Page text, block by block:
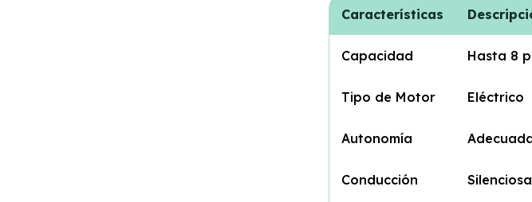
Características
Capacidad Hasta 8
Tipo de Motor Eléctrico
Autonomía
Conducción